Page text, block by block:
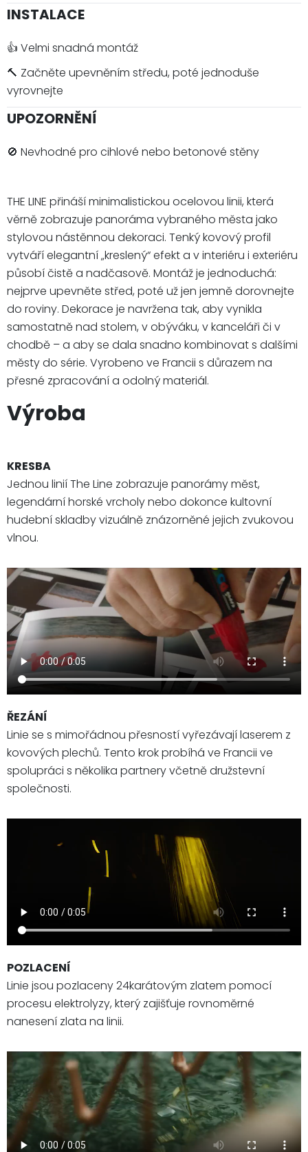
INSTALACE
👍 Velmi snadná montáž
🔨 Začněte upevněním středu, poté jednoduše
vyrovnejte
UPOZORNĚNÍ
🚫 Nevhodné pro cihlové nebo betonové stěny
THE LINE přináší minimalistickou ocelovou linii, která
věrně zobrazuje panoráma vybraného města jako
stylovou nástěnnou dekoraci. Tenký kovový profil
vytváří elegantní „kreslený“ efekt a v interiéru i exteriéru
působí čistě a nadčasově. Montáž je jednoduchá:
nejprve upevněte střed, poté už jen jemně dorovnejte
do roviny. Dekorace je navržena tak, aby vynikla
samostatně nad stolem, v obýváku, v kanceláři či v
chodbě – a aby se dala snadno kombinovat s dalšími
městy do série. Vyrobeno ve Francii s důrazem na
přesné zpracování a odolný materiál.
Výroba
KRESBA
Jednou linií The Line zobrazuje panorámy měst,
legendární horské vrcholy nebo dokonce kultovní
hudební skladby vizuálně znázorněné jejich zvukovou
vlnou.
ŘEZÁNÍ
Linie se s mimořádnou přesností vyřezávají laserem z
kovových plechů. Tento krok probíhá ve Francii ve
spolupráci s několika partnery včetně družstevní
společnosti.
POZLACENÍ
Linie jsou pozlaceny 24karátovým zlatem pomocí
procesu elektrolyzy, který zajišťuje rovnoměrné
nanesení zlata na linii.